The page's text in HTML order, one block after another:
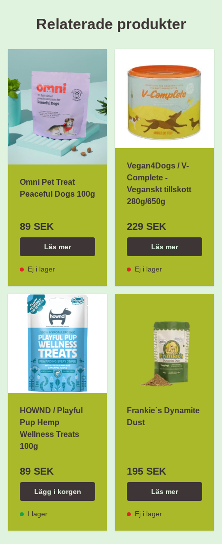
Relaterade produkter
Omni Pet Treat
Peaceful Dogs 100g
89 SEK
Läs mer
Ej i lager
Vegan4Dogs / V-
Complete -
Veganskt tillskott
280g/650g
229 SEK
Läs mer
Ej i lager
HOWND / Playful
Pup Hemp
Wellness Treats
100g
89 SEK
Lägg i korgen
I lager
Frankie´s Dynamite
Dust
195 SEK
Läs mer
Ej i lager